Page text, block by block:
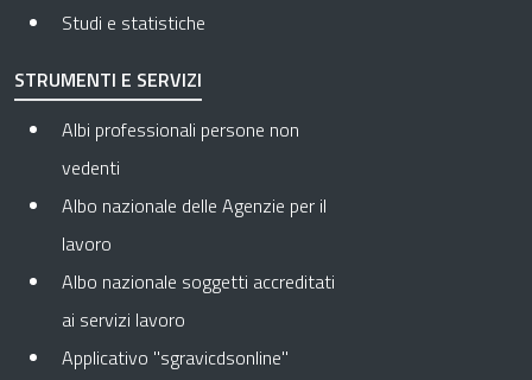
Studi e statistiche
STRUMENTI E SERVIZI
Albi professionali persone non
vedenti
Albo nazionale delle Agenzie per il
lavoro
Albo nazionale soggetti accreditati
ai servizi lavoro
Applicativo "sgravicdsonline"